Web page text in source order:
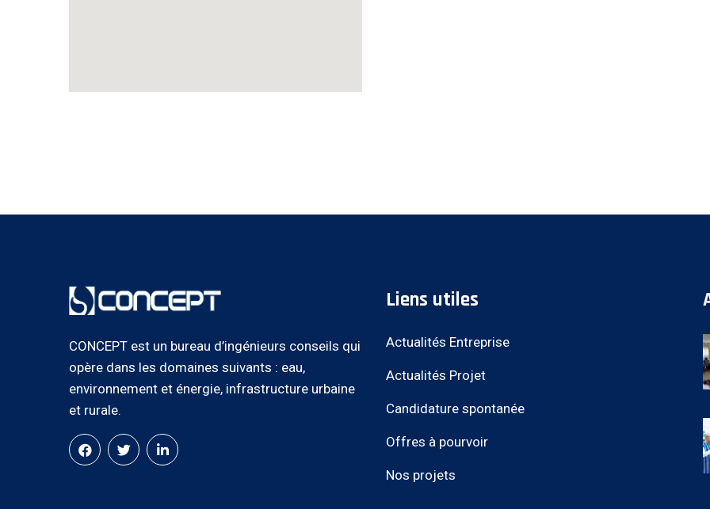
CONCEPT est un bureau d’ingénieurs conseils qui
opère dans les domaines suivants : eau,
environnement et énergie, infrastructure urbaine
et rurale.
Liens utiles
Actualités Entreprise
Actualités Projet
Candidature spontanée
Offres à pourvoir
Nos projets